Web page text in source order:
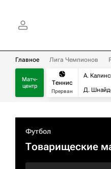
Главное Лига Чемпионов
Матч-
центр
Теннис
Прерван
А.
Д.
Футбол
Товарищеские